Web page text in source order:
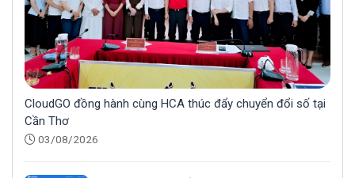
sự kiện “Maximizing The Future” 2024
CloudGO đồng hành cùng HCA thúc đẩy chuyển đổi số tại
Cần Thơ
03/08/2026